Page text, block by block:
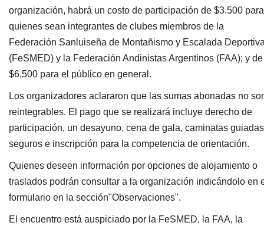
organización, habrá un costo de participación de $3.500 para
quienes sean integrantes de clubes miembros de la
Federación Sanluiseña de Montañismo y Escalada
(FeSMED) y la Federación Andinistas Argentinos (FAA); y de
$6.500 para el público en general.
Los organizadores aclararon que las sumas abonadas no
reintegrables. El pago que se realizará incluye derecho de
participación, un desayuno, cena de gala, caminatas
seguros e inscripción para la competencia de orientación.
Quienes deseen información por opciones de alojamiento o
traslados podrán consultar a la organización indicándolo en
formulario en la sección"Observaciones".
El encuentro está auspiciado por la FeSMED, la FAA, la